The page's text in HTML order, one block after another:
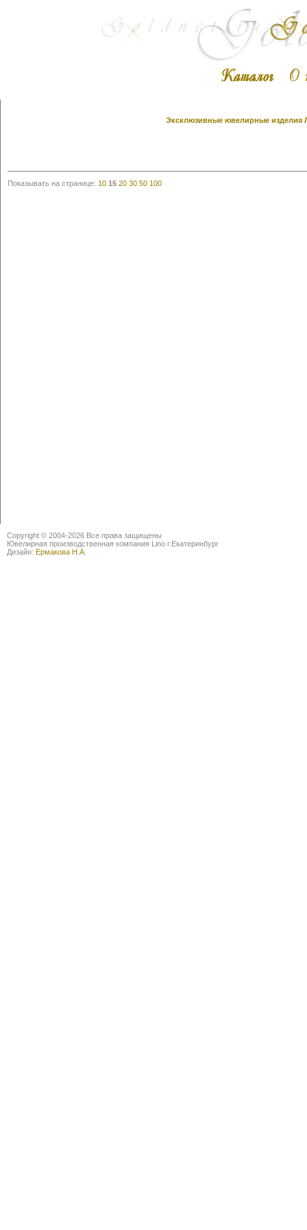
Эксклюзивные ювелирные изделия
Показывать на странице: 10 15 20 30 50 100
Copyright © 2004-2026 Все права защищены
Ювелирная производственная компания Lino г.Екатеринбург
Дизайн: Ермакова Н.А.